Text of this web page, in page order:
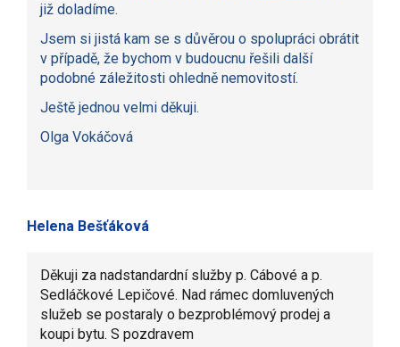
již doladíme.
Jsem si jistá kam se s důvěrou o spolupráci obrátit
v případě, že bychom v budoucnu řešili další
podobné záležitosti ohledně nemovitostí.
Ještě jednou velmi děkuji.
Olga Vokáčová
Helena Bešťáková
Děkuji za nadstandardní služby p. Cábové a p.
Sedláčkové Lepičové. Nad rámec domluvených
služeb se postaraly o bezproblémový prodej a
koupi bytu. S pozdravem